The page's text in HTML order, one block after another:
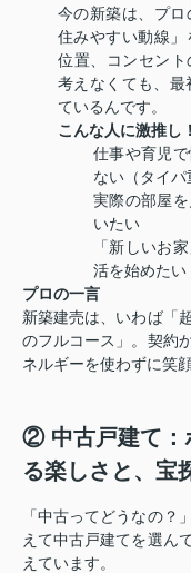
今の新築は、プ
住みやすい動線
位置、コンセン
考えなくても、
ているんです。
こんな人に激推し！
仕事や育児
ない（タイパ
実際の部屋
いたい
「新しいお
活を始めたい
プロの一言
新築建売は、いわば「
のフルコース」。契約
ネルギーを使わずに笑
② 中古戸建て：
る楽しさと、宝
「中古ってどうなの？
えて中古戸建てを選ん
えています。